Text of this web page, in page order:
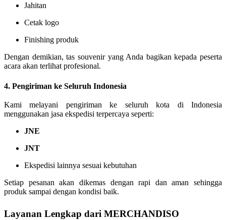
Jahitan
Cetak logo
Finishing produk
Dengan demikian, tas souvenir yang Anda bagikan kepada peserta
acara akan terlihat profesional.
4. Pengiriman ke Seluruh Indonesia
Kami melayani pengiriman ke seluruh kota di Indonesia
menggunakan jasa ekspedisi terpercaya seperti:
JNE
JNT
Ekspedisi lainnya sesuai kebutuhan
Setiap pesanan akan dikemas dengan rapi dan aman sehingga
produk sampai dengan kondisi baik.
Layanan Lengkap dari MERCHANDISO